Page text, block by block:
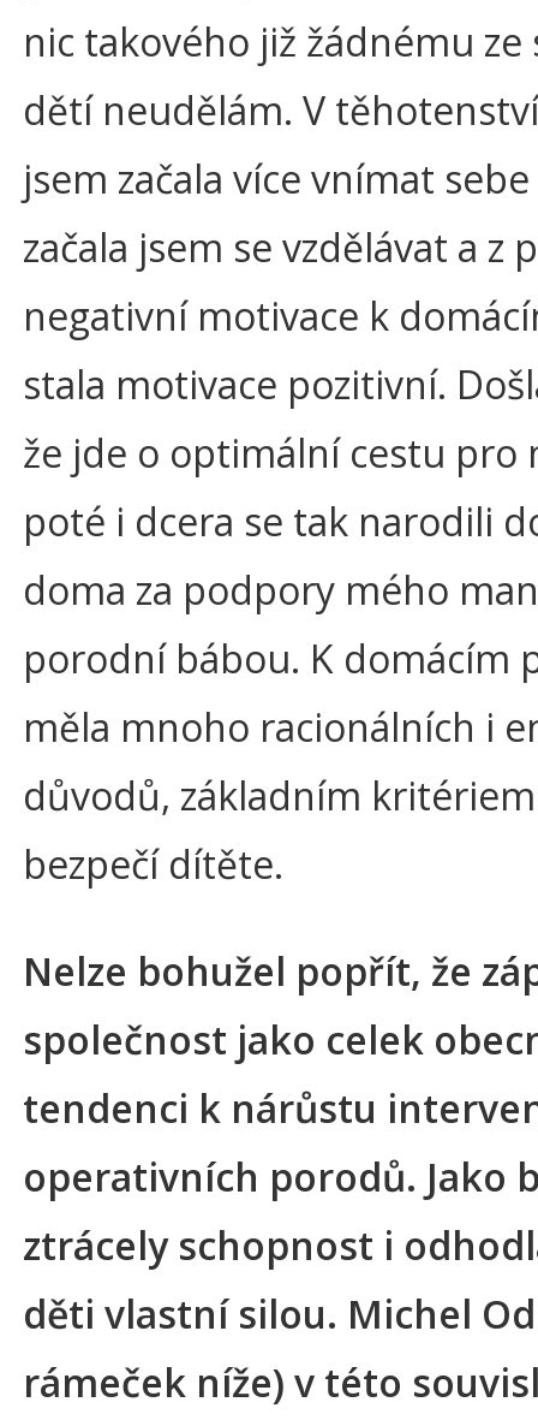
nic takového již žádnému ze
dětí neudělám. V
jsem začala více vnímat
začala jsem se vzdělávat a z
negativní motivace k
stala motivace pozitivní.
že jde o optimální cestu pro
poté i dcera se tak narodili
doma za podpory mého
porodní bábou. K domácím
měla mnoho racionálních i
důvodů, základním
bezpečí dítěte.
Nelze bohužel popřít, že
společnost jako celek
tendenci k nárůstu
operativních porodů. Jako
ztrácely schopnost i
děti vlastní silou. Michel
rámeček níže) v této